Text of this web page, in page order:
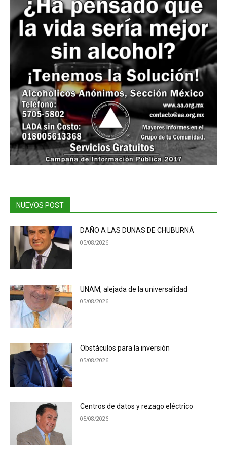
NUEVOS POST
DAÑO A LAS DUNAS DE CHUBURNÁ
05/08/2026
UNAM, alejada de la universalidad
05/08/2026
Obstáculos para la inversión
05/08/2026
Centros de datos y rezago eléctrico
05/08/2026